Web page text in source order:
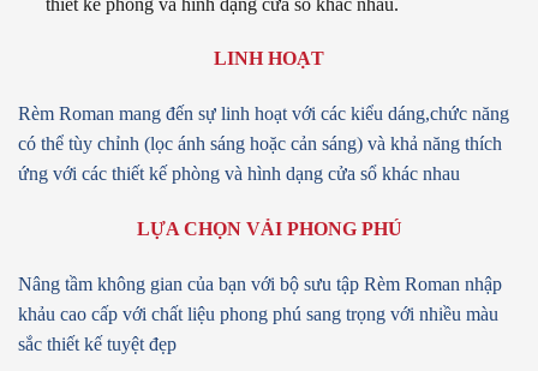
LINH HOẠT
Rèm Roman mang đến sự linh hoạt với các kiểu dáng,chức năng
có thể tùy chỉnh (lọc ánh sáng hoặc cản sáng) và khả năng thích
ứng với các thiết kế phòng và hình dạng cửa sổ khác nhau
LỰA CHỌN VẢI PHONG PHÚ
Nâng tầm không gian của bạn với bộ sưu tập Rèm Roman nhập
khảu cao cấp với chất liệu phong phú sang trọng với nhiều màu
sắc thiết kế tuyệt đẹp